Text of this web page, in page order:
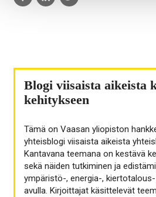
to:
to:
to:
Blogi viisaista aikeista
kehitykseen
Tämä on Vaasan yliopiston
yhteisblogi viisaista aikeista
Kantavana teemana on kestävä
sekä näiden tutkiminen ja
ympäristö-, energia-,
avulla. Kirjoittajat käsittelevät